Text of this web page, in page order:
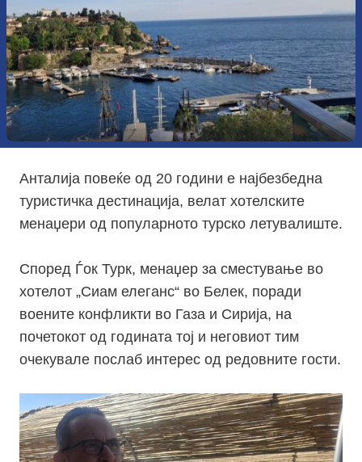
Анталија повеќе од 20 години е најбезбедна
туристичка дестинација, велат хотелските
менаџери од популарното турско летувалиште.
Според Ѓок Турк, менаџер за сместување во
хотелот „Сиам елеганс“ во Белек, поради
воените конфликти во Газа и Сирија, на
почетокот од годината тој и неговиот тим
очекувале послаб интерес од редовните гости.